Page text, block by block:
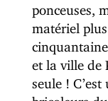
ponceuses,
matériel
et la ville de
seule !
bricoleurs